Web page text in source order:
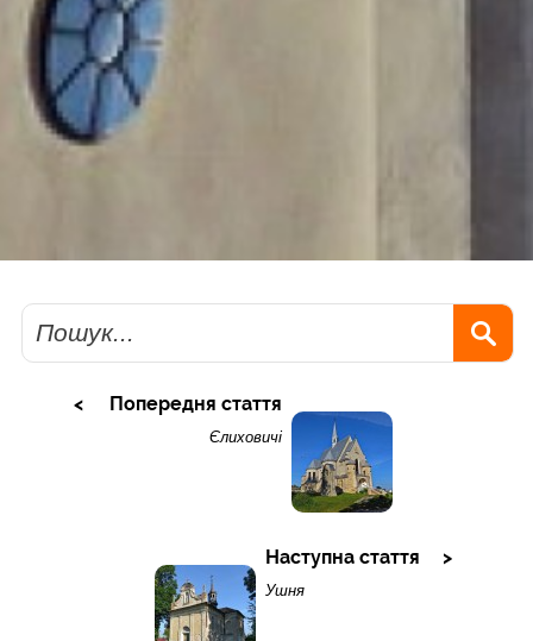
Пошук
Попередня стаття
Єлиховичі
Наступна стаття
Ушня